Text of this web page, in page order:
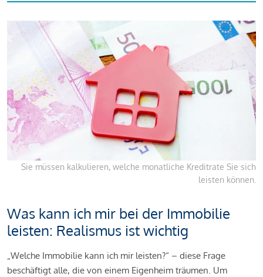
Sie müssen kalkulieren, welche monatliche Kreditrate Sie sich
leisten können.
Was kann ich mir bei der Immobilie
leisten: Realismus ist wichtig
„Welche Immobilie kann ich mir leisten?“ – diese Frage
beschäftigt alle, die von einem Eigenheim träumen. Um